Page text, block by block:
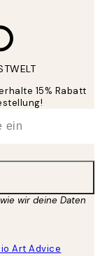
15% Rabatt
wir deine Daten
Art Advice